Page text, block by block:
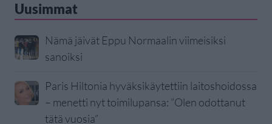
Uusimmat
Nämä jäivät Eppu Normaalin viimeisiksi
sanoiksi
Paris Hiltonia hyväksikäytettiin laitoshoidossa
– menetti nyt toimilupansa: ”Olen odottanut
tätä vuosia”